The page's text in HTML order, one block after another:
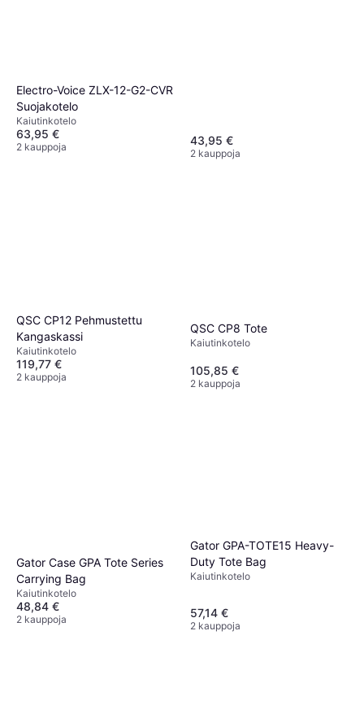
Electro-Voice ZLX-12-G2-CVR
Suojakotelo
Kaiutinkotelo
63,95 €
2 kauppoja 43,95 €
2 kauppoja
QSC CP12 Pehmustettu
Kangaskassi
Kaiutinkotelo
119,77 €
2 kauppoja
QSC CP8 Tote
Kaiutinkotelo
105,85 €
2 kauppoja
Gator Case GPA Tote Series
Carrying Bag
Kaiutinkotelo
48,84 €
2 kauppoja
Gator GPA-TOTE15 Heavy-
Duty Tote Bag
Kaiutinkotelo
57,14 €
2 kauppoja